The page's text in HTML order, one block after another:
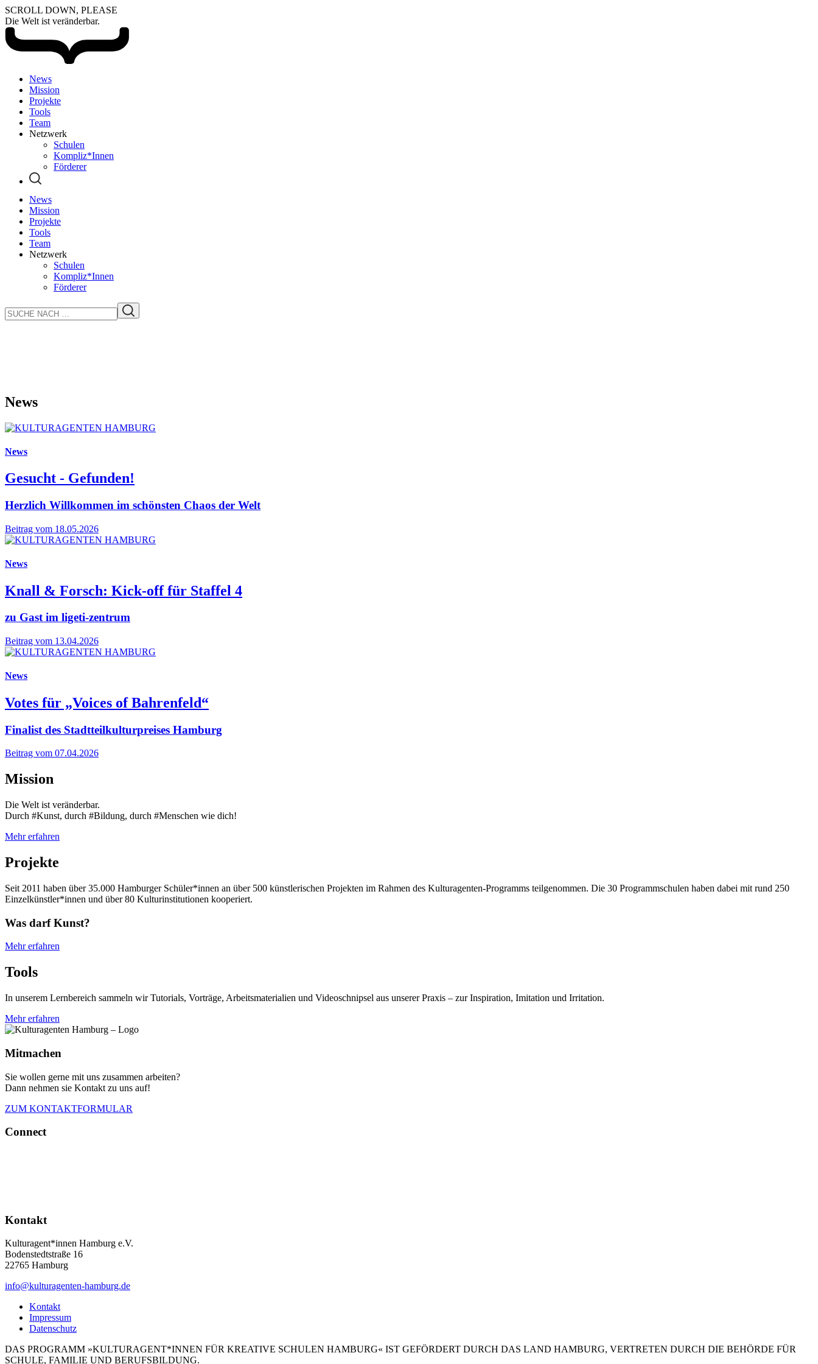
SCROLL DOWN, PLEASE
Die Welt ist veränderbar.
News
Mission
Projekte
Tools
Team
Netzwerk
Schulen
Kompliz*Innen
Förderer
News
Mission
Projekte
Tools
Team
Netzwerk
Schulen
Kompliz*Innen
Förderer
News
News
Gesucht - Gefunden!
Herzlich Willkommen im schönsten Chaos der Welt
Beitrag vom 18.05.2026
News
Knall & Forsch: Kick-off für Staffel 4
zu Gast im ligeti-zentrum
Beitrag vom 13.04.2026
News
Votes für „Voices of Bahrenfeld“
Finalist des Stadtteilkulturpreises Hamburg
Beitrag vom 07.04.2026
Mission
Die Welt ist veränderbar.
Durch #Kunst, durch #Bildung, durch #Menschen wie dich!
Mehr erfahren
Projekte
Seit 2011 haben über 35.000 Hamburger Schüler*innen an über 500 künstlerischen Projekten im Rahmen des Kulturagenten-Programms teilgenommen. Die 30 Programmschulen haben dabei mit rund 250
Einzelkünstler*innen und über 80 Kulturinstitutionen kooperiert.
Was darf Kunst?
Mehr erfahren
Tools
In unserem Lernbereich sammeln wir Tutorials, Vorträge, Arbeitsmaterialien und Videoschnipsel aus unserer Praxis – zur Inspiration, Imitation und Irritation.
Mehr erfahren
Mitmachen
Sie wollen gerne mit uns zusammen arbeiten?
Dann nehmen sie Kontakt zu uns auf!
ZUM KONTAKTFORMULAR
Connect
Kontakt
Kulturagent*innen Hamburg e.V.
Bodenstedtstraße 16
22765 Hamburg
info@kulturagenten-hamburg.de
Kontakt
Impressum
Datenschutz
DAS PROGRAMM »KULTURAGENT*INNEN FÜR KREATIVE SCHULEN HAMBURG« IST GEFÖRDERT DURCH DAS LAND HAMBURG, VERTRETEN DURCH DIE BEHÖRDE FÜR
SCHULE, FAMILIE UND BERUFSBILDUNG.